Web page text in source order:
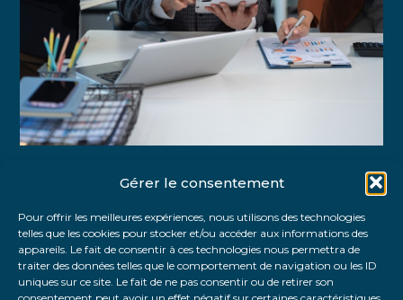
Gérer le consentement
Pour offrir les meilleures expériences, nous utilisons des technologies
telles que les cookies pour stocker et/ou accéder aux informations des
appareils. Le fait de consentir à ces technologies nous permettra de
traiter des données telles que le comportement de navigation ou les ID
uniques sur ce site. Le fait de ne pas consentir ou de retirer son
FaceBook
TwitterLinkedIn